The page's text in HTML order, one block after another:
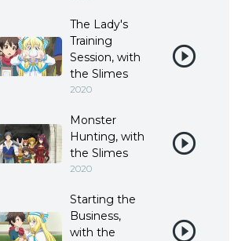
The Lady's
Training
Session, with
the Slimes
2020
Monster
Hunting, with
the Slimes
2020
Starting the
Business,
with the